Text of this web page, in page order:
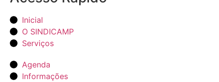
Inicial
O SINDICAMP
Serviços
Agenda
Informações